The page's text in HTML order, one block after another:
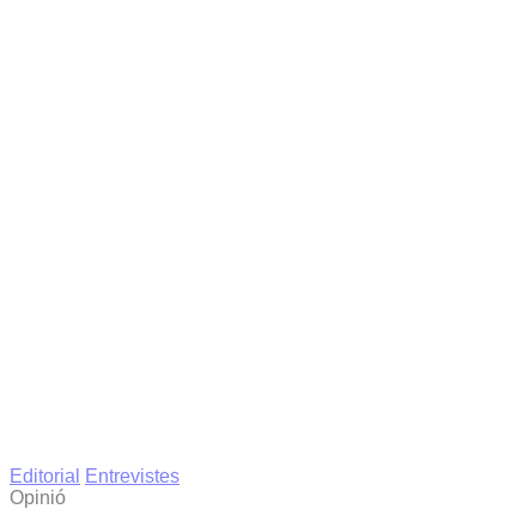
Editorial
Entrevistes
Opinió